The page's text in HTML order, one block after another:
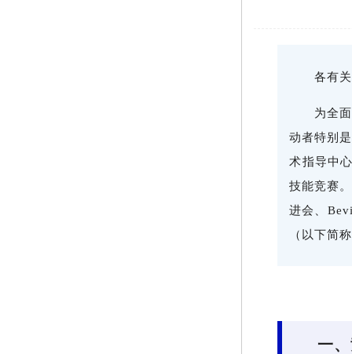
各有
为全
动者特别
术指导中
技能竞赛。
进会、
（以下简称
一